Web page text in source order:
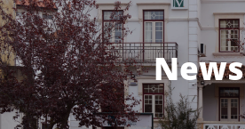
News